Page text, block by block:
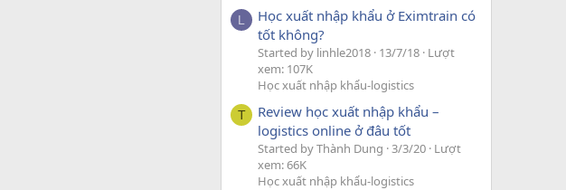
L
Học xuất nhập khẩu ở Eximtrain có
tốt không?
Started by linhle2018 13/7/18 Lượt
xem: 107K
Học xuất nhập khẩu-logistics
T
Review học xuất nhập khẩu –
logistics online ở đâu tốt
Started by Thành Dung 3/3/20 Lượt
xem: 66K
Học xuất nhập khẩu-logistics